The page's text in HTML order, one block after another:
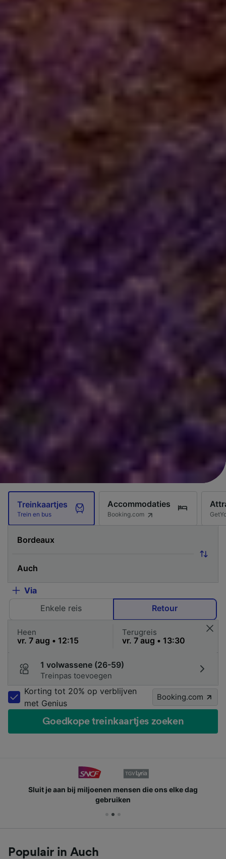
Treinkaartjes
Trein en bus
Accommodaties
Booking.com
Via
Enkele reis
Retour
Heen Terugreis
1 volwassene (26-59)
Treinpas toevoegen
Korting tot 20% op verblijven
met Genius
Booking.com
Goedkope treinkaartjes zoeken
Sluit je aan bij miljoenen mensen die ons elke dag
gebruiken
Populair in Auch